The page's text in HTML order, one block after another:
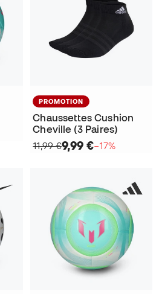
PROMOTION
Chaussettes Cushion
Cheville (3 Paires)
11,99 €9,99 €−17%